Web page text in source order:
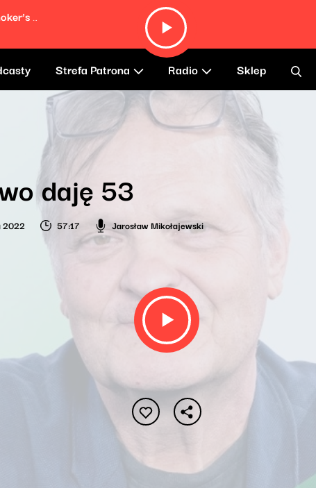
La Fille Aux Cheveux Roux (Weed Smoker’s Dream)
Strefa Patrona Radio Sklep
daję 53
2022 57:17 Jarosław Mikołajewski